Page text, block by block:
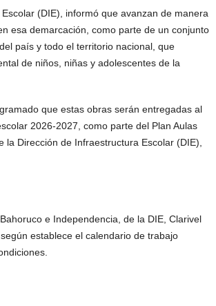
(DIE), informó que avanzan de manera
esa demarcación, como parte de un conjunto
país y todo el territorio nacional, que
de niños, niñas y adolescentes de la
que estas obras serán entregadas al
2026-2027, como parte del Plan Aulas
Dirección de Infraestructura Escolar (DIE),
e Independencia, de la DIE, Clarivel
establece el calendario de trabajo